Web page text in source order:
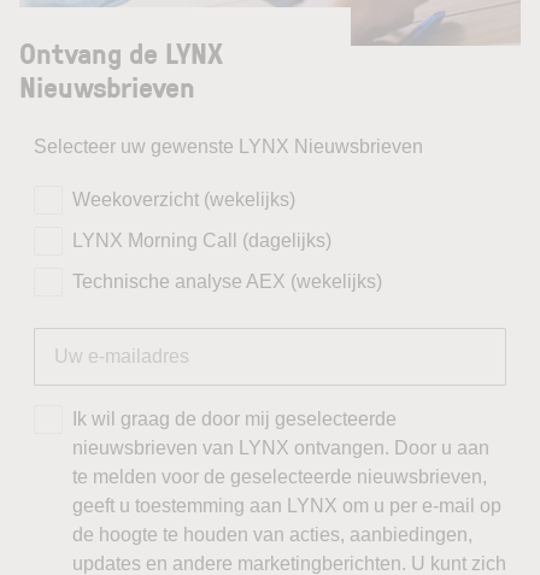
Ontvang de LYNX
Nieuwsbrieven
Selecteer uw gewenste LYNX Nieuwsbrieven
Weekoverzicht (wekelijks)
LYNX Morning Call (dagelijks)
Technische analyse AEX (wekelijks)
Ik wil graag de door mij geselecteerde
nieuwsbrieven van LYNX ontvangen. Door u aan
te melden voor de geselecteerde nieuwsbrieven,
geeft u toestemming aan LYNX om u per e-mail op
de hoogte te houden van acties, aanbiedingen,
updates en andere marketingberichten. U kunt zich